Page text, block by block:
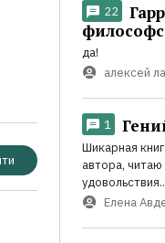
22
да!
алексей
1
Шикарная
автора,
Елена